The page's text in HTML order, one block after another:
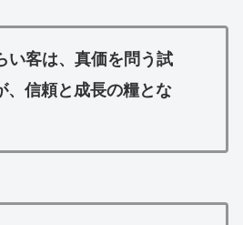
い客は、真価を問う試
、信頼と成長の糧とな